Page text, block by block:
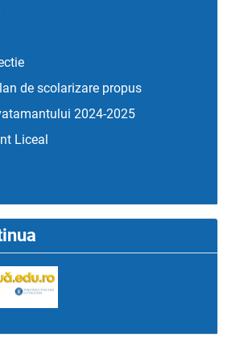
de scolarizare propus
2024-2025
Liceal